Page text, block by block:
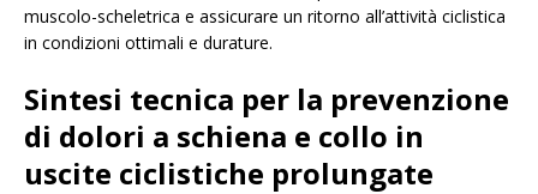
muscolo-scheletrica e assicurare un ritorno all’attività ciclistica
in condizioni ottimali e durature.
Sintesi tecnica per la prevenzione
di dolori a schiena e collo in
uscite ciclistiche prolungate